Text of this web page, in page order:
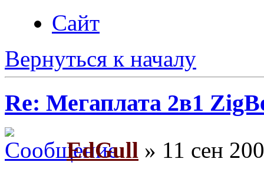
Сайт
Вернуться к началу
Re: Мегаплата 2в1
EdGull » 11 сен